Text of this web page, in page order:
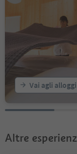
Vai agli alloggi
Altre